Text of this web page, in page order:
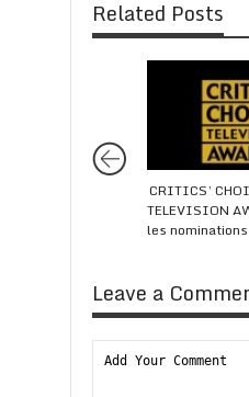
Related Posts
CRITICS’
TELEVISION
les nominations
Leave a